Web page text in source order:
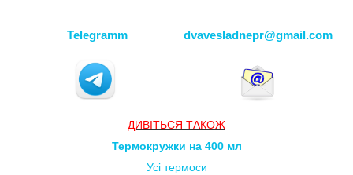
Telegramm dvavesladnepr@gmail.com
ДИВІТЬСЯ ТАКОЖ
Термокружки на 400 мл
Усі термоси